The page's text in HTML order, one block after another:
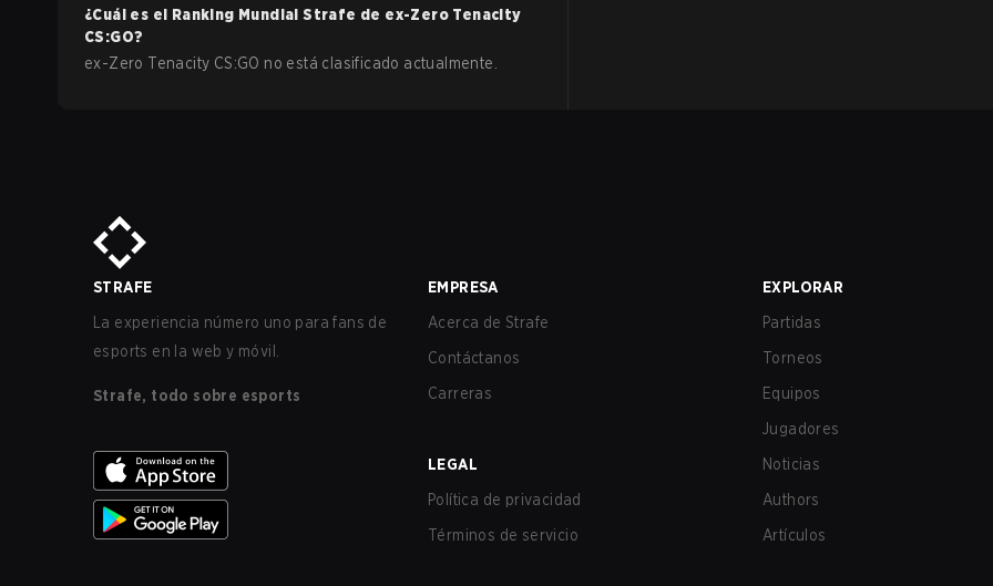
¿Cuál es el Ranking Mundial Strafe de ex-Zero Tenacity
CS:GO?
ex-Zero Tenacity CS:GO no está clasificado actualmente.
STRAFE
La experiencia número uno para fans de
esports en la web y móvil.
Strafe, todo sobre esports
EMPRESA
Acerca de Strafe
Contáctanos
Carreras
LEGAL
Política de privacidad
Términos de servicio
EXPLORAR
Partidas
Torneos
Equipos
Jugadores
Noticias
Authors
Artículos